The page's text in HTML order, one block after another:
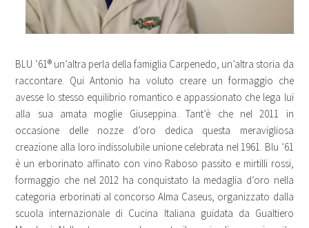
BLU ‘61® un’altra perla della famiglia Carpenedo, un’altra storia da
raccontare. Qui Antonio ha voluto creare un formaggio che
avesse lo stesso equilibrio romantico e appassionato che lega lui
alla sua amata moglie Giuseppina. Tant’è che nel 2011 in
occasione delle nozze d’oro dedica questa meravigliosa
creazione alla loro indissolubile unione celebrata nel 1961. Blu ’61
è un erborinato affinato con vino Raboso passito e mirtilli rossi,
formaggio che nel 2012 ha conquistato la medaglia d’oro nella
categoria erborinati al concorso Alma Caseus, organizzato dalla
scuola internazionale di Cucina Italiana guidata da Gualtiero